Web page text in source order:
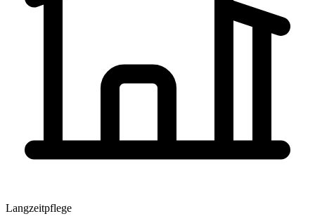
Langzeitpflege